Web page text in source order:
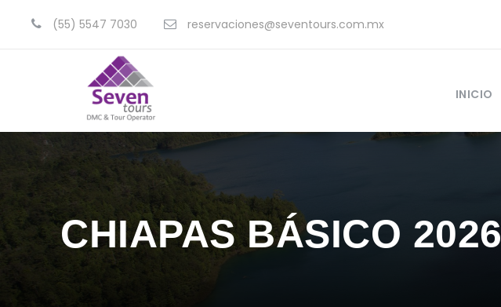
(55) 5547 7030 reservaciones@seventours.com.mx
INICIO
CHIAPAS BÁSICO 2026